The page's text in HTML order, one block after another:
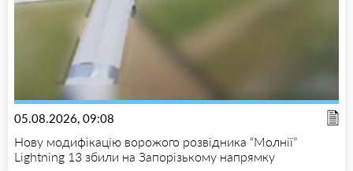
05.08.2026, 09:08
Нову модифікацію ворожого розвідника “Молнії”
Lightning 13 збили на Запорізькому напрямку